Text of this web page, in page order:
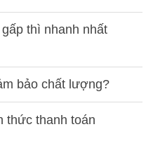
thì nhanh nhất
bảo chất lượng?
thức thanh toán